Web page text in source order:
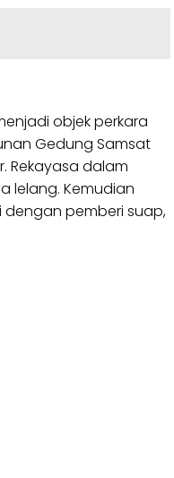
objek perkara
Gedung Samsat
Rekayasa dalam
lelang. Kemudian
pemberi suap,